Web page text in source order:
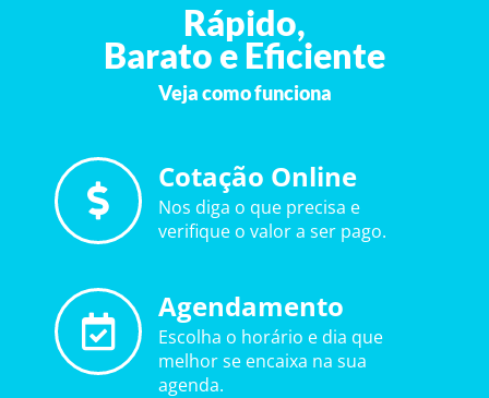
Rápido,
Barato e Eficiente
Veja como funciona
Cotação Online
Nos diga o que precisa e
verifique o valor a ser pago.
Agendamento
Escolha o horário e dia que
melhor se encaixa na sua
agenda.